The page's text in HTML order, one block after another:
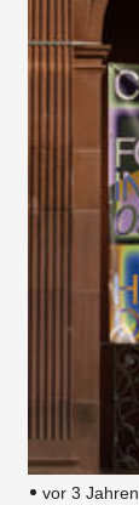
vor 3 Jahren